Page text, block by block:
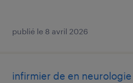
publié le 8 avril 2026
infirmier de en